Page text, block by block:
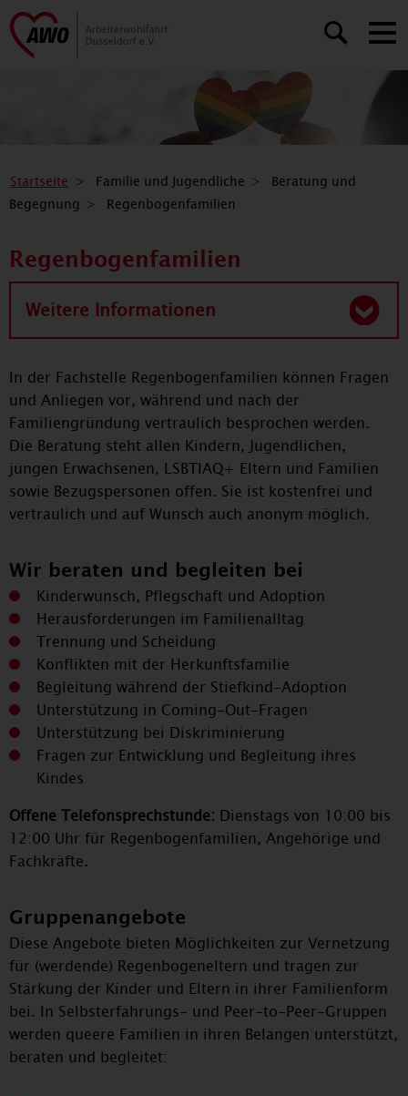
Startseite Familie und Jugendliche
Beratung und
Begegnung
Regenbogenfamilien
Regenbogenfamilien
Weitere Informationen
In der Fachstelle Regenbogenfamilien können Fragen
und Anliegen vor, während und nach der
Familiengründung vertraulich besprochen werden.
Die Beratung steht allen Kindern, Jugendlichen,
jungen Erwachsenen, LSBTIAQ+ Eltern und Familien
sowie Bezugspersonen offen. Sie ist kostenfrei und
vertraulich und auf Wunsch auch anonym möglich.
Wir beraten und begleiten bei
Kinderwunsch, Pflegschaft und Adoption
Herausforderungen im Familienalltag
Trennung und Scheidung
Konflikten mit der Herkunftsfamilie
Begleitung während der Stiefkind-Adoption
Unterstützung in Coming-Out-Fragen
Unterstützung bei Diskriminierung
Fragen zur Entwicklung und Begleitung ihres
Kindes
Offene Telefonsprechstunde: Dienstags von 10:00 bis
12:00 Uhr für Regenbogenfamilien, Angehörige und
Fachkräfte.
Gruppenangebote
Diese Angebote bieten Möglichkeiten zur Vernetzung
für (werdende) Regenbogeneltern und tragen zur
Stärkung der Kinder und Eltern in ihrer Familienform
bei. In Selbsterfahrungs- und Peer-to-Peer-Gruppen
werden queere Familien in ihren Belangen unterstützt,
beraten und begleitet: